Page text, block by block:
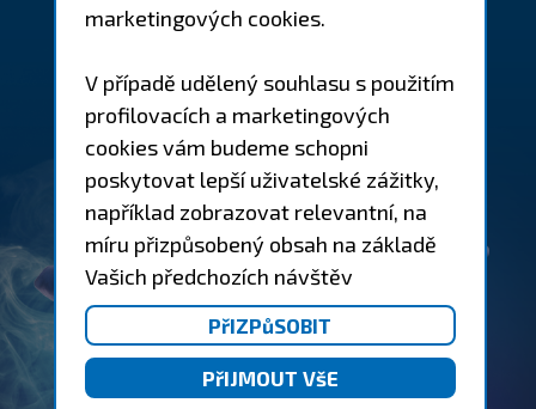
marketingových cookies.
V případě udělený souhlasu s použitím
profilovacích a marketingových
cookies vám budeme schopni
poskytovat lepší uživatelské zážitky,
například zobrazovat relevantní, na
míru přizpůsobený obsah na základě
Vašich předchozích návštěv